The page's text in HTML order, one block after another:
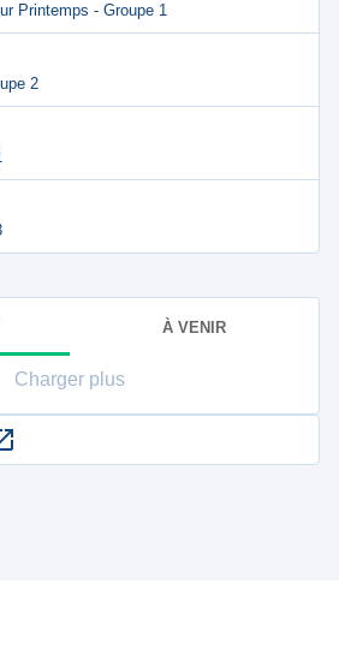
Printemps - Groupe 1
2
À VENIR
Charger plus